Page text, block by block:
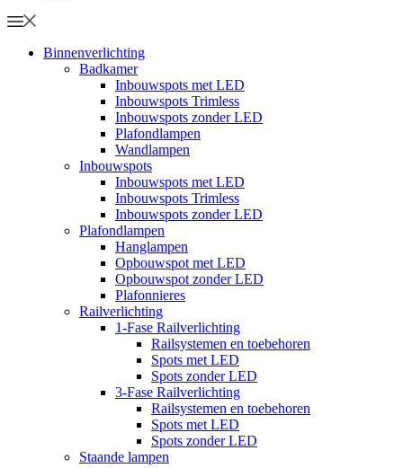
Binnenverlichting
Badkamer
Inbouwspots met LED
Inbouwspots Trimless
Inbouwspots zonder LED
Plafondlampen
Wandlampen
Inbouwspots
Inbouwspots met LED
Inbouwspots Trimless
Inbouwspots zonder LED
Plafondlampen
Hanglampen
Opbouwspot met LED
Opbouwspot zonder LED
Plafonnieres
Railverlichting
1-Fase Railverlichting
Railsystemen en toebehoren
Spots met LED
Spots zonder LED
3-Fase Railverlichting
Railsystemen en toebehoren
Spots met LED
Spots zonder LED
Staande lampen